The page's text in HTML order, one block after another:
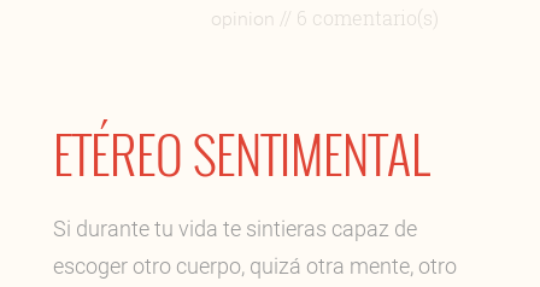
opinion // 6 comentario(s)
ETÉREO SENTIMENTAL
Si durante tu vida te sintieras capaz de
escoger otro cuerpo, quizá otra mente, otro